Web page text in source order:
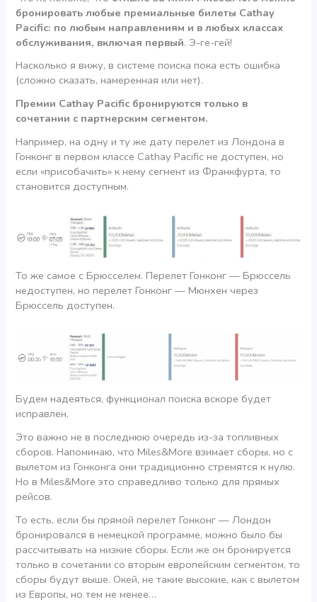
бронировать любые премиальные билеты Cathay
Pacific: по любым направлениям и в любых классах
обслуживания, включая первый. Э-ге-гей!
Насколько я вижу, в системе поиска пока есть ошибка
(сложно сказать, намеренная или нет).
Премии Cathay Pacific бронируются только в
сочетании с партнерским сегментом.
Например, на одну и ту же дату перелет из Лондона в
Гонконг в первом классе Cathay Pacific не доступен, но
если «присобачить» к нему сегмент из Франкфурта, то
становится доступным.
То же самое с Брюсселем. Перелет Гонконг — Брюссель
недоступен, но перелет Гонконг — Мюнхен через
Брюссель доступен.
Будем надеяться, функционал поиска вскоре будет
исправлен.
Это важно не в последнюю очередь из-за топливных
сборов. Напоминаю, что Miles&More взимает сборы, но с
вылетом из Гонконга они традиционно стремятся к нулю.
Но в Miles&More это справедливо только для прямых
рейсов.
То есть, если бы прямой перелет Гонконг — Лондон
бронировался в немецкой программе, можно было бы
рассчитывать на низкие сборы. Если же он бронируется
только в сочетании со вторым европейским сегментом, то
сборы будут выше. Окей, не такие высокие, как с вылетом
из Европы, но тем не менее…